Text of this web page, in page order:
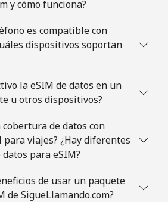
y cómo funciona?
es compatible con
dispositivos soportan
la eSIM de datos en un
u otros dispositivos?
de datos con
para viajes? ¿Hay diferentes
para eSIM?
de usar un paquete
de SigueLlamando.com?